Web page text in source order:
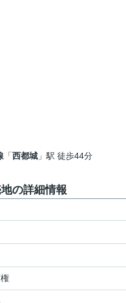
「西都城 」駅 徒歩44分
の詳細情報